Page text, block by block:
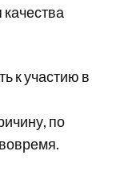
к участию в
по